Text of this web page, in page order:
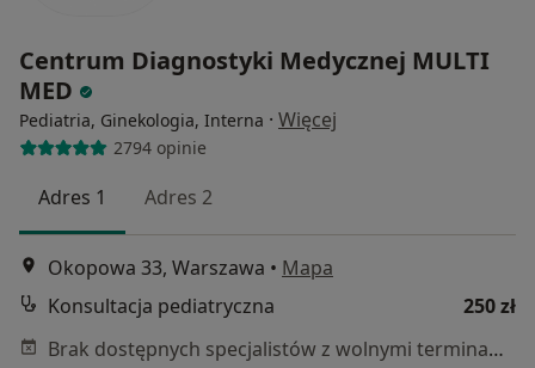
Centrum Diagnostyki Medycznej MULTI
MED
Pediatria, Ginekologia, Interna · Więcej
2794 opinie
Adres 1 Adres 2
Okopowa 33, Warszawa • Mapa
Konsultacja pediatryczna
250 zł
Brak dostępnych specjalistów z wolnymi terminami w tym centrum medycznym.